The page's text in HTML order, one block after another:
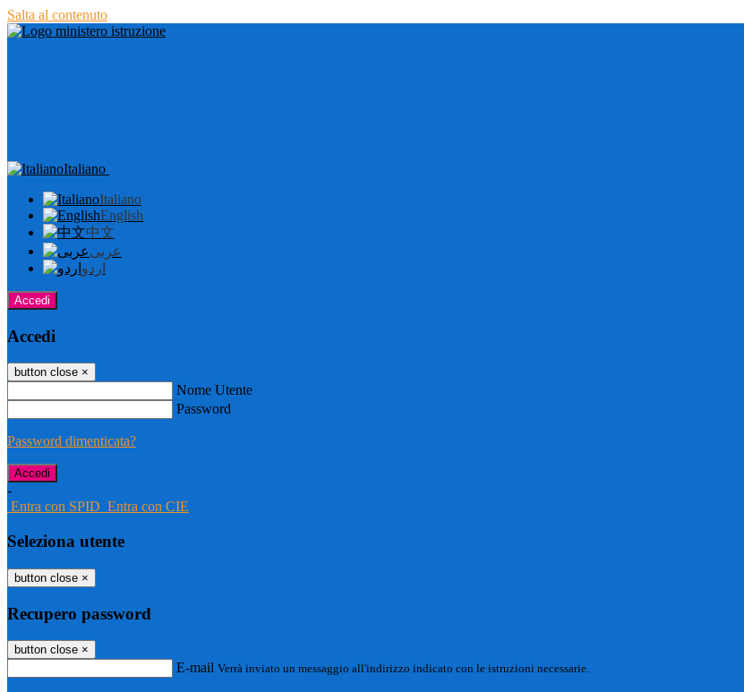
Salta al contenuto
Italiano
Italiano
English
中文
عربى
اردو
Accedi
Accedi
button close ×
Nome Utente
Password
Password dimenticata?
-
Entra con SPID Entra con CIE
Seleziona utente
button close ×
Recupero password
button close ×
E-mail Verrà inviato un messaggio all'indirizzo indicato con le istruzioni necessarie.